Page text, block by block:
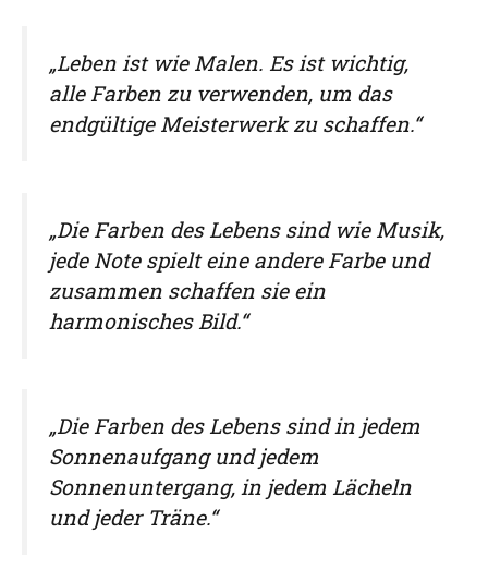
„Leben ist wie Malen. Es ist wichtig,
alle Farben zu verwenden, um das
endgültige Meisterwerk zu schaffen.“
„Die Farben des Lebens sind wie Musik,
jede Note spielt eine andere Farbe und
zusammen schaffen sie ein
harmonisches Bild.“
„Die Farben des Lebens sind in jedem
Sonnenaufgang und jedem
Sonnenuntergang, in jedem Lächeln
und jeder Träne.“